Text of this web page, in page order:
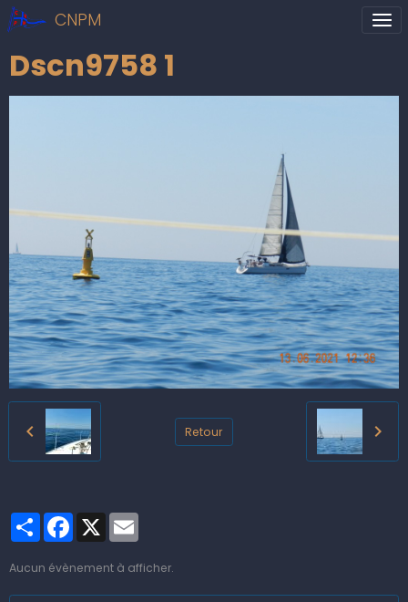
CNPM
Dscn9758 1
Retour
PartagerFacebook
X
Aucun évènement à afficher.